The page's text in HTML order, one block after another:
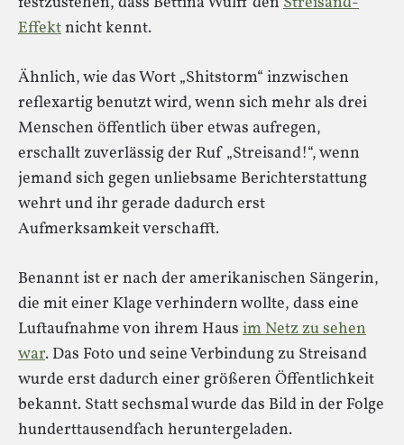
Effektnicht kennt.
Ähnlich, wie das Wort „Shitstorm“ inzwischen
reflexartig benutzt wird, wenn sich mehr als drei
Menschen öffentlich über etwas aufregen,
erschallt zuverlässig der Ruf „Streisand!“, wenn
jemand sich gegen unliebsame Berichterstattung
wehrt und ihr gerade dadurch erst
Aufmerksamkeit verschafft.
Benannt ist er nach der amerikanischen Sängerin,
die mit einer Klage verhindern wollte, dass eine
Luftaufnahme von ihrem Haus im Netz zu sehen
war. Das Foto und seine Verbindung zu Streisand
wurde erst dadurch einer größeren Öffentlichkeit
bekannt. Statt sechsmal wurde das Bild in der Folge
hunderttausendfach heruntergeladen.